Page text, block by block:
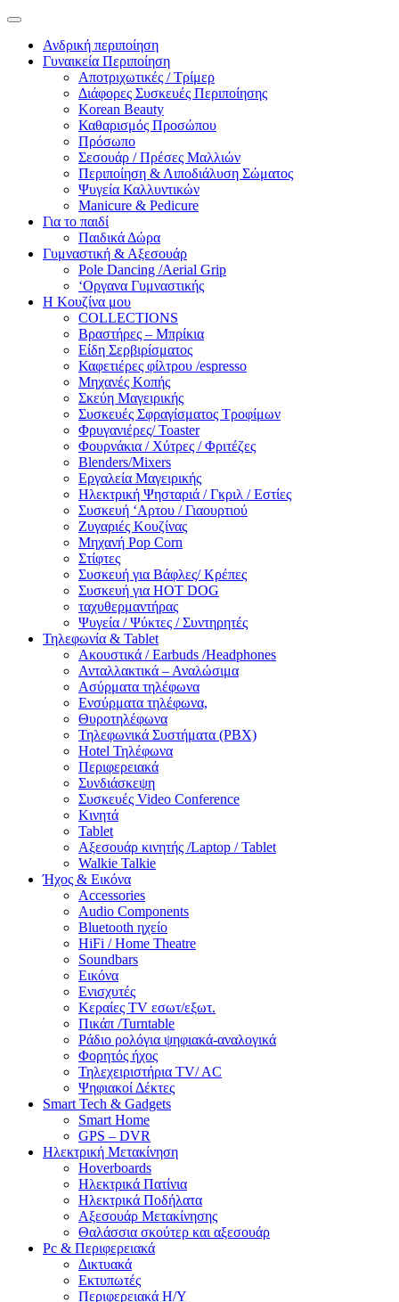
Ανδρική περιποίηση
Γυναικεία Περιποίηση
Αποτριχωτικές / Τρίμερ
Διάφορες Συσκευές Περιποίησης
Korean Beauty
Καθαρισμός Προσώπου
Πρόσωπο
Σεσουάρ / Πρέσες Μαλλιών
Περιποίηση & Λιποδιάλυση Σώματος
Ψυγεία Καλλυντικών
Manicure & Pedicure
Για το παιδί
Παιδικά Δώρα
Γυμναστική & Αξεσουάρ
Pole Dancing /Aerial Grip
‘Οργανα Γυμναστικής
Η Κουζίνα μου
COLLECTIONS
Βραστήρες – Μπρίκια
Είδη Σερβιρίσματος
Καφετιέρες φίλτρου /espresso
Μηχανές Κοπής
Σκεύη Μαγειρικής
Συσκευές Σφραγίσματος Τροφίμων
Φρυγανιέρες/ Toaster
Φουρνάκια / Χύτρες / Φριτέζες
Blenders/Mixers
Εργαλεία Μαγειρικής
Ηλεκτρική Ψησταριά / Γκριλ / Eστίες
Συσκευή ‘Αρτου / Γιαουρτιού
Ζυγαριές Κουζίνας
Μηχανή Pop Corn
Στίφτες
Συσκευή για Βάφλες/ Κρέπες
Συσκευή για HOT DOG
ταχυθερμαντήρας
Ψυγεία / Ψύκτες / Συντηρητές
Τηλεφωνία & Tablet
Ακουστικά / Earbuds /Headphones
Ανταλλακτικά – Αναλώσιμα
Ασύρματα τηλέφωνα
Ενσύρματα τηλέφωνα,
Θυροτηλέφωνα
Τηλεφωνικά Συστήματα (PBX)
Hotel Τηλέφωνα
Περιφερειακά
Συνδιάσκεψη
Συσκευές Video Conference
Κινητά
Tablet
Αξεσουάρ κινητής /Laptop / Tablet
Walkie Talkie
Ήχος & Εικόνα
Accessories
Audio Components
Bluetooth ηχείο
HiFi / Home Theatre
Soundbars
Εικόνα
Ενισχυτές
Κεραίες TV εσωτ/εξωτ.
Πικάπ /Turntable
Ράδιο ρολόγια ψηφιακά-αναλογικά
Φορητός ήχος
Τηλεχειριστήρια TV/ AC
Ψηφιακοί Δέκτες
Smart Tech & Gadgets
Smart Home
GPS – DVR
Ηλεκτρική Μετακίνηση
Hoverboards
Ηλεκτρικά Πατίνια
Ηλεκτρικά Ποδήλατα
Αξεσουάρ Μετακίνησης
Θαλάσσια σκούτερ και αξεσουάρ
Pc & Περιφερειακά
Δικτυακά
Εκτυπωτές
Περιφερειακά Η/Υ